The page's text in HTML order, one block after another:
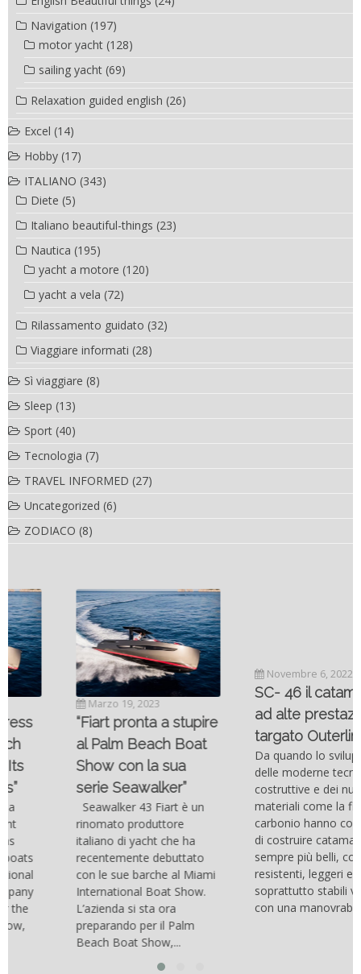
Navigation (197)
motor yacht (128)
sailing yacht (69)
Relaxation guided english (26)
Excel (14)
Hobby (17)
ITALIANO (343)
Diete (5)
Italiano beautiful-things (23)
Nautica (195)
yacht a motore (120)
yacht a vela (72)
Rilassamento guidato (32)
Viaggiare informati (28)
Sì viaggiare (8)
Sleep (13)
Sport (40)
Tecnologia (7)
TRAVEL INFORMED (27)
Uncategorized (6)
ZODIACO (8)
Marzo 19, 2023
“Fiart pronta a stupire
al Palm Beach Boat
Show con la sua
serie Seawalker”
Seawalker 43 Fiart è un
rinomato produttore
italiano di yacht che ha
recentemente debuttato
con le sue barche al Miami
International Boat Show.
L’azienda si sta ora
preparando per il Palm
Beach Boat Show,...
Novembre 6, 2022
SC- 46 il catamarano
ad alte prestazioni
targato Outerlimits.
Da quando lo sviluppo
delle moderne tecnologie
costruttive e dei nuovi
materiali come la fibra di
carbonio hanno consentito
di costruire catamarani
sempre più belli, compatti,
resistenti, leggeri e
soprattutto stabili veloci
con una manovrabilità...